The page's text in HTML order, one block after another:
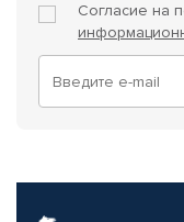
Согласие на